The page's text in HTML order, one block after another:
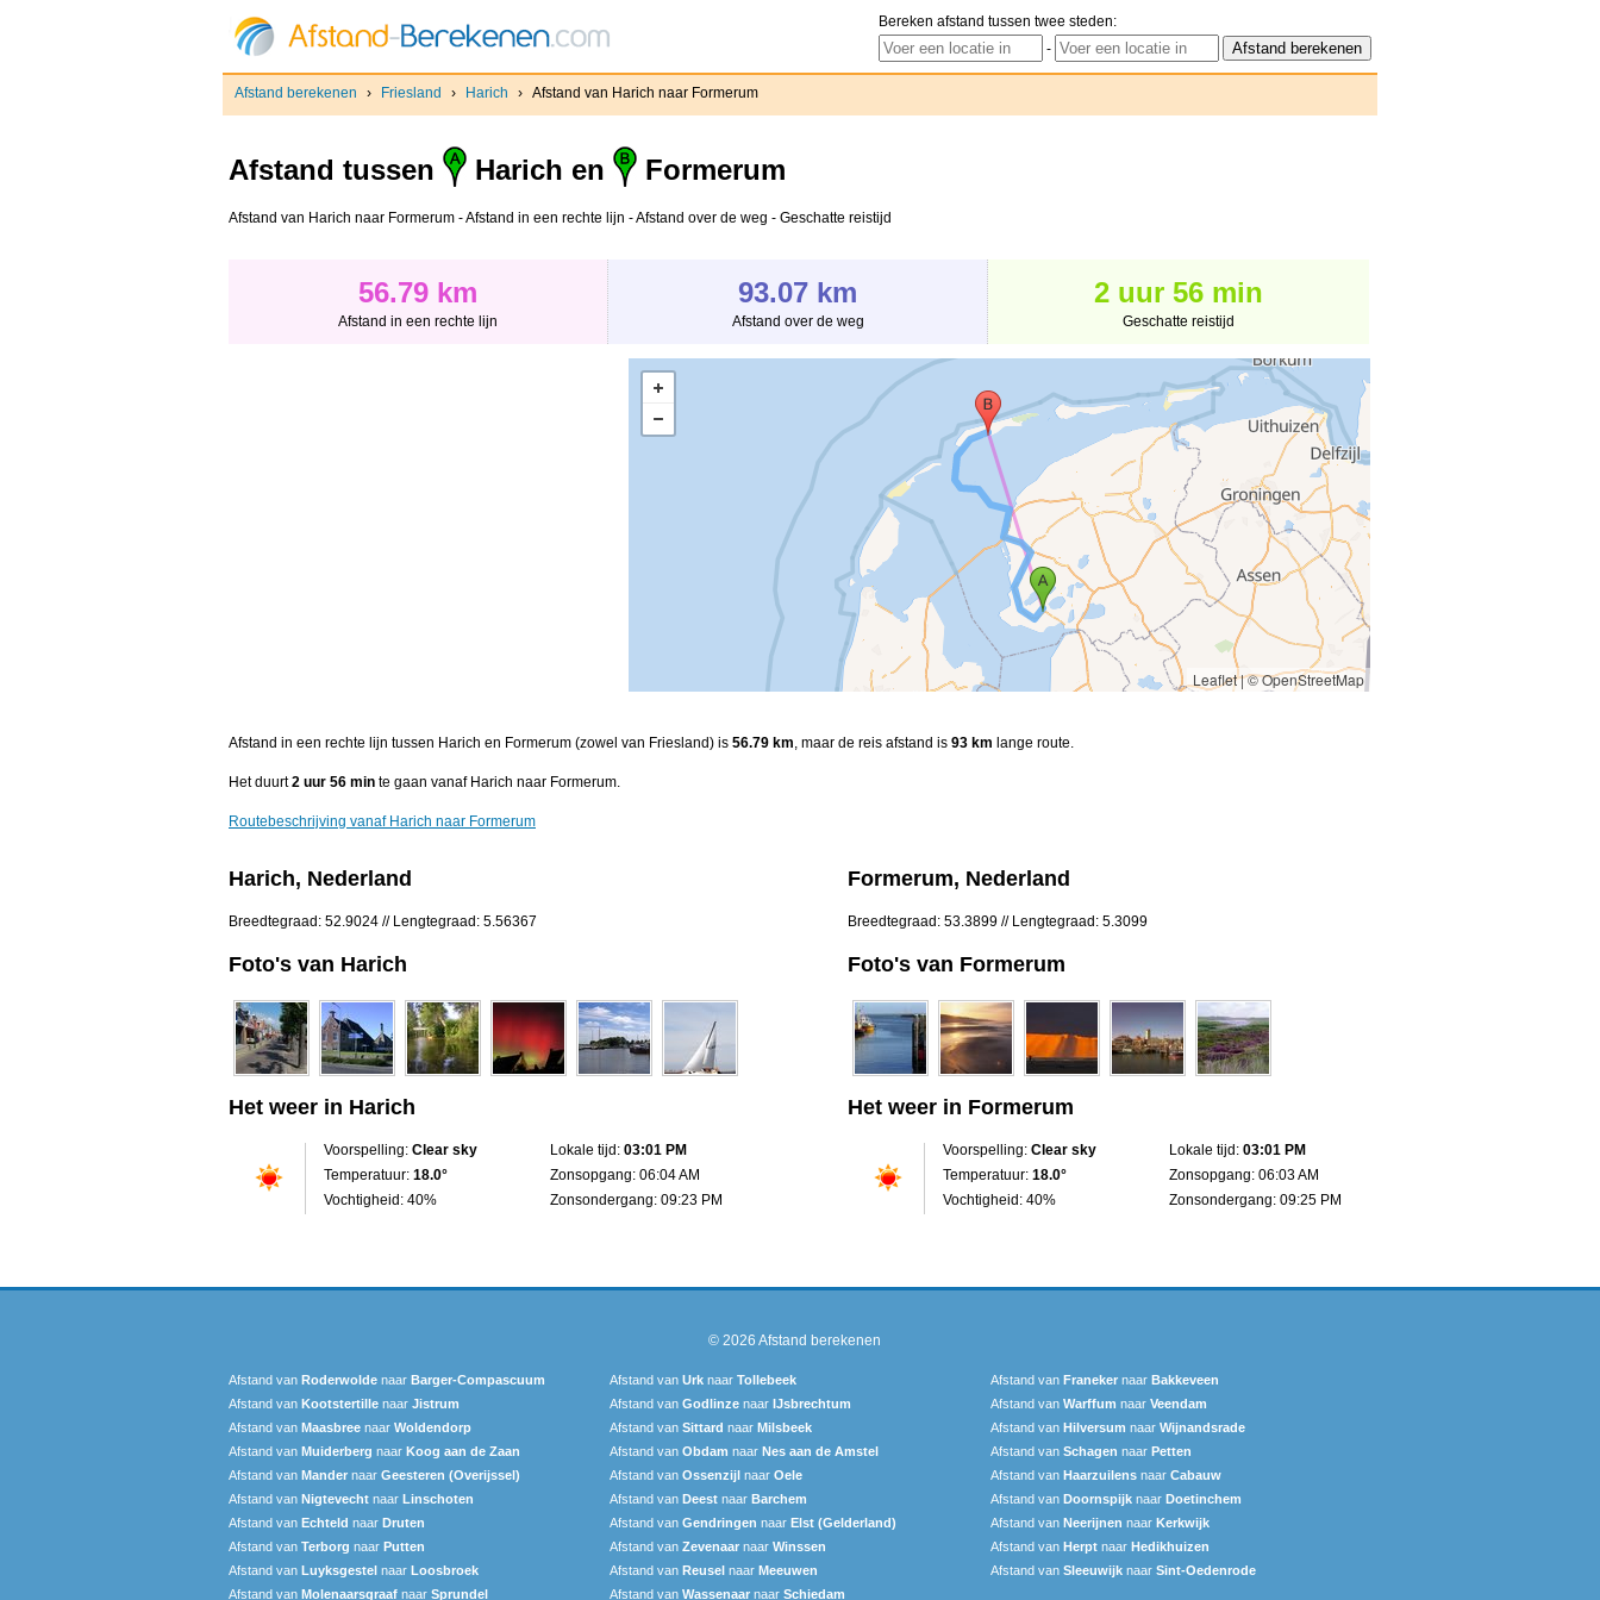
Bereken afstand tussen twee steden:
-
Afstand berekenen › Friesland › Harich › Afstand van Harich naar Formerum
Afstand tussen Harich en Formerum
Afstand van Harich naar Formerum - Afstand in een rechte lijn - Afstand over de weg - Geschatte reistijd
56.79 km
Afstand in een rechte lijn
93.07 km
Afstand over de weg
2 uur 56 min
Geschatte reistijd
Leaflet|© OpenStreetMap
Afstand in een rechte lijn tussen Harich en Formerum (zowel van Friesland) is 56.79 km, maar de reis afstand is 93 km lange route.
Het duurt2 uur 56 min te gaan vanaf Harich naar Formerum.
Routebeschrijving vanaf Harich naar Formerum
Harich, Nederland
Breedtegraad: 52.9024 // Lengtegraad: 5.56367
Foto's van Harich
Het weer in Harich
Voorspelling: Clear sky
Temperatuur: 18.0°
Vochtigheid: 40%
Lokale tijd: 03:01 PM
Zonsopgang: 06:04 AM
Zonsondergang: 09:23 PM
Formerum, Nederland
Breedtegraad: 53.3899 // Lengtegraad: 5.3099
Foto's van Formerum
Het weer in Formerum
Voorspelling: Clear sky
Temperatuur: 18.0°
Vochtigheid: 40%
Lokale tijd: 03:01 PM
Zonsopgang: 06:03 AM
Zonsondergang: 09:25 PM
© 2026 Afstand berekenen
Afstand van Roderwolde naar Barger-Compascuum Afstand van Urk naar Tollebeek Afstand van Franeker naar Bakkeveen
Afstand van Kootstertille naar Jistrum Afstand van Godlinze naar IJsbrechtum Afstand van Warffum naar Veendam
Afstand van Maasbree naar Woldendorp Afstand van Sittard naar Milsbeek Afstand van Hilversum naar Wijnandsrade
Afstand van Muiderberg naar Koog aan de Zaan Afstand van Obdam naar Nes aan de Amstel Afstand van Schagen naar Petten
Afstand van Mander naar Geesteren (Overijssel) Afstand van Ossenzijl naar Oele Afstand van Haarzuilens naar Cabauw
Afstand van Nigtevecht naar Linschoten Afstand van Deest naar Barchem Afstand van Doornspijk naar Doetinchem
Afstand van Echteld naar Druten Afstand van Gendringen naar Elst (Gelderland) Afstand van Neerijnen naar Kerkwijk
Afstand van Terborg naar Putten Afstand van Zevenaar naar Winssen Afstand van Herpt naar Hedikhuizen
Afstand van Luyksgestel naar Loosbroek Afstand van Reusel naar Meeuwen Afstand van Sleeuwijk naar Sint-Oedenrode
Afstand van Molenaarsgraaf naar Sprundel Afstand van Wassenaar naar Schiedam